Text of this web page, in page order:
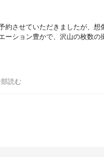
約させていただきましたが、想
ーション豊かで、沢山の枚数の